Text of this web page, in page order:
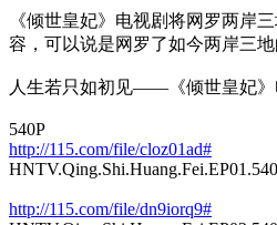
《倾世皇妃》电视剧将网罗两岸
容，可以说是网罗了如今两岸三
人生若只如初见——《倾世皇妃》
540P
http://115.com/file/cloz01ad#
http://115.com/file/dn9iorq9#